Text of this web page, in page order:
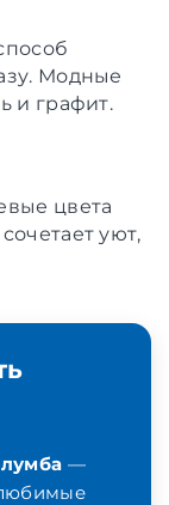
Модные
и графит.
цвета
сочетает уют,
—